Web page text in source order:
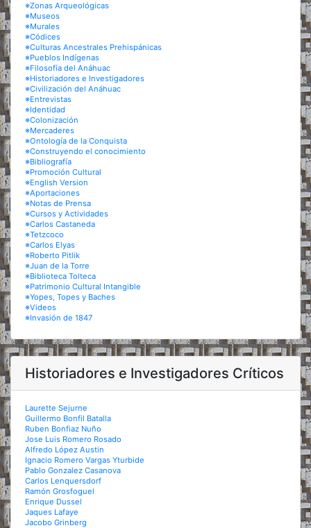
※Zonas Arqueológicas
※Museos
※Murales
※Códices
※Culturas Ancestrales Prehispánicas
※Pueblos Indígenas
※Filosofía del Anáhuac
※Historiadores e Investigadores
※Civilización del Anáhuac
※Entrevistas
※Identidad
※Colonización
※Mercaderes
※Ontología de la Conquista
※Construyendo el conocimiento
※Bibliografía
※Promoción Cultural
※English Version
※Aportaciones
※Notas de Prensa
※Cursos y Actividades
※Carlos Castaneda
※Tetzcoco
※Carlos Elyas
※Roberto Pitlik
※Juan de la Torre
※Biblioteca Tolteca
※Patrimonio Cultural Intangible
※Yopes, Topes y Baches
※Videos
※Invasión de 1847
Historiadores e Investigadores Críticos
Laurette Sejurne
Guillermo Bonfil Batalla
Ruben Bonfiaz Nuño
Jose Luis Romero Rosado
Alfredo López Austin
Ignacio Romero Vargas Yturbide
Pablo Gonzalez Casanova
Carlos Lenquersdorf
Ramón Grosfoguel
Enrique Dussel
Jaques Lafaye
Jacobo Grinberg